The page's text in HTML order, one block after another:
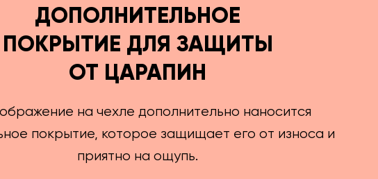
ДОПОЛНИТЕЛЬНОЕ
ПОКРЫТИЕ ДЛЯ ЗАЩИТЫ
ОТ ЦАРАПИН
на чехле дополнительно наносится
покрытие, которое защищает его от износа и
приятно на ощупь.